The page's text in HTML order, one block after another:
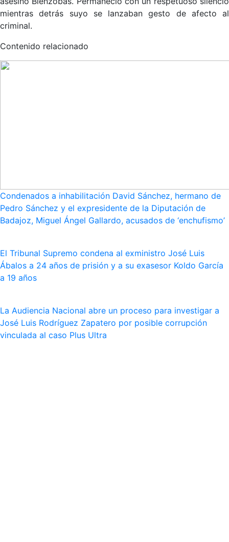
mientras detrás suyo se lanzaban gesto de afecto al
criminal.
Contenido relacionado
Condenados a inhabilitación David Sánchez, hermano de
Pedro Sánchez y el expresidente de la Diputación de
Badajoz, Miguel Ángel Gallardo, acusados de ‘enchufismo’
El Tribunal Supremo condena al exministro José Luis
Ábalos a 24 años de prisión y a su exasesor Koldo García
a 19 años
La Audiencia Nacional abre un proceso para investigar a
José Luis Rodríguez Zapatero por posible corrupción
vinculada al caso Plus Ultra